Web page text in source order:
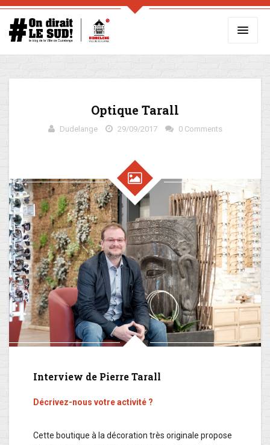
Optique Tarall
Dudelange 29/09/2017 0 Comments
Interview de Pierre Tarall
Décrivez-nous votre activité ?
Cette boutique à la décoration très originale propose